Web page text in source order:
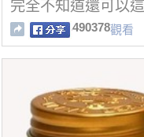
完全不知道還可以
490378觀看